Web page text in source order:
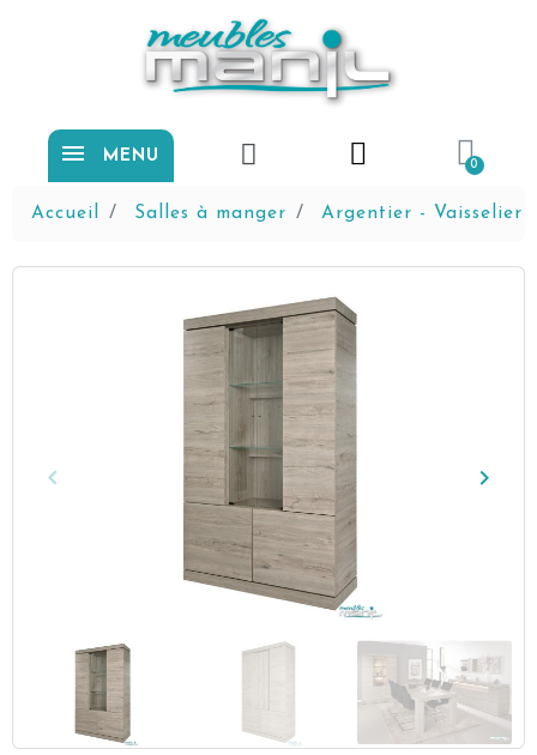
MENU
Accueil Salles à manger Argentier - Vaisselier
Précédent
keyboard_arrow_left keyboard_arrow_right